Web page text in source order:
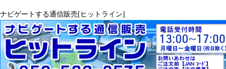
ナビゲートする通信販売[ヒットライン]